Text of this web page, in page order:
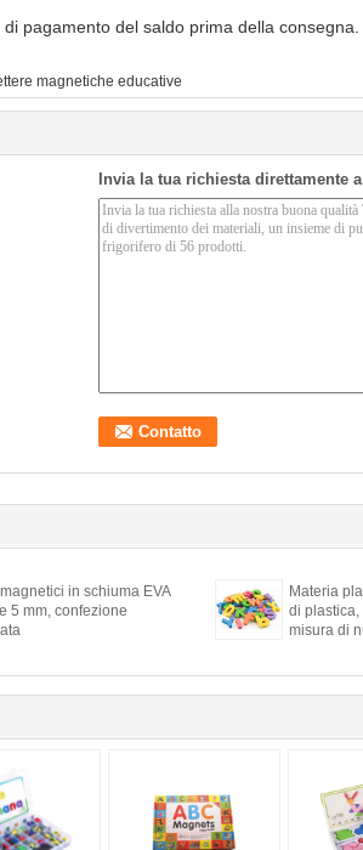
pagamento del saldo prima della consegna.
magnetiche educative
Invia la tua richiesta direttamente
in schiuma EVA
5 mm, confezione
Materia
di
misura di